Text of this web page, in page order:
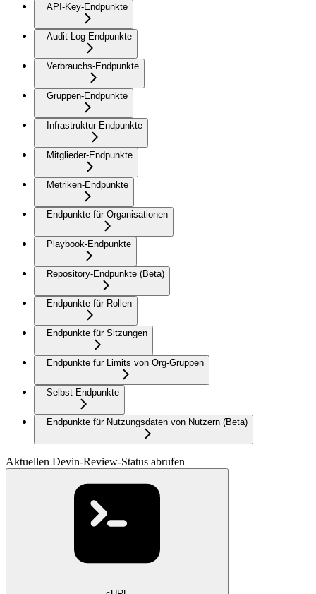
API-Key-Endpunkte
Audit-Log-Endpunkte
Verbrauchs-Endpunkte
Gruppen-Endpunkte
Infrastruktur-Endpunkte
Mitglieder-Endpunkte
Metriken-Endpunkte
Endpunkte für Organisationen
Playbook-Endpunkte
Repository-Endpunkte (Beta)
Endpunkte für Rollen
Endpunkte für Sitzungen
Endpunkte für Limits von Org-Gruppen
Selbst-Endpunkte
Endpunkte für Nutzungsdaten von Nutzern (Beta)
Aktuellen Devin-Review-Status abrufen